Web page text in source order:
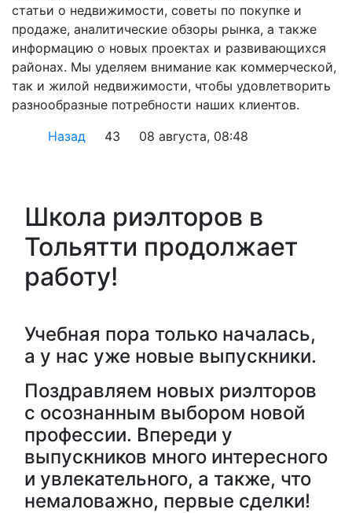
статьи о недвижимости, советы по покупке и
продаже, аналитические обзоры рынка, а также
информацию о новых проектах и развивающихся
районах. Мы уделяем внимание как коммерческой,
так и жилой недвижимости, чтобы удовлетворить
разнообразные потребности наших клиентов.
Назад
43 08 августа, 08:48
Школа риэлторов в
Тольятти продолжает
работу!
Учебная пора только началась,
а у нас уже новые выпускники.
Поздравляем новых риэлторов
с осознанным выбором новой
профессии. Впереди у
выпускников много интересного
и увлекательного, а также, что
немаловажно, первые сделки!